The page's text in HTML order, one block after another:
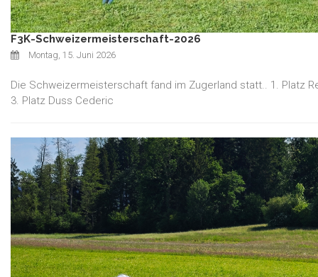
F3K-Schweizermeisterschaft-2026
Montag, 15. Juni 2026
Die Schweizermeisterschaft fand im Zugerland statt.. 1. Platz
3. Platz Duss Cederic